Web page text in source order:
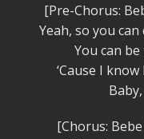
[Pre-Chorus:
Yeah, so you
You can
‘Cause I
[Chorus: